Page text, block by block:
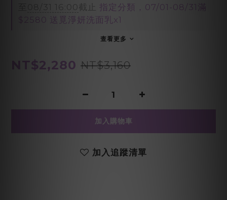
08/31 16:00截止 指定分類，07/01-08/31滿
$2580 送覓淨妍洗面乳x1
查看更多
NT$2,280 NT$3,160
加入購物車
加入追蹤清單